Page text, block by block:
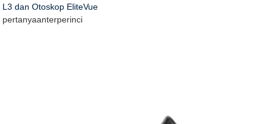
L3 dan Otoskop EliteVue
pertanyaanterperinci